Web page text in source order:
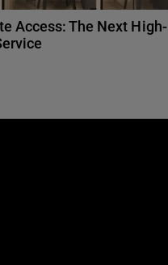
Access: The Next High-